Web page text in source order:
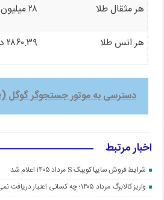
هر مثقال طلا ۲۸ میلیون و ۶۶۸ هزار تومان
هر انس طلا ۲۸۶۰.۳۹ دلار
دسترسی به موتور جستجوگر گوگل (Google) فراهم شد
اخبار مرتبط
شرایط فروش سایپا کوییک S مرداد ۱۴۰۵ اعلام شد
واریز کالابرگ مرداد ۱۴۰۵؛ چه کسانی اعتبار دریافت نمی‌کنند؟